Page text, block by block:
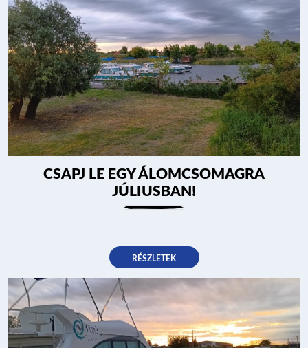
CSAPJ LE EGY ÁLOMCSOMAGRA
JÚLIUSBAN!
RÉSZLETEK